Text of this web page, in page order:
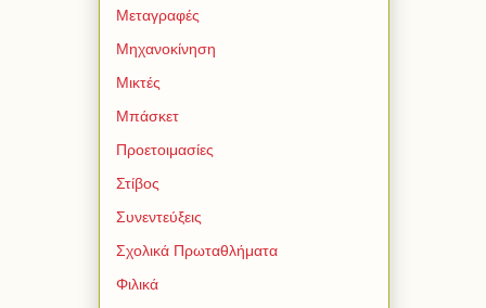
Μεταγραφές
Μηχανοκίνηση
Μικτές
Μπάσκετ
Προετοιμασίες
Στίβος
Συνεντεύξεις
Σχολικά Πρωταθλήματα
Φιλικά